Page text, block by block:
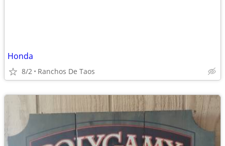
Honda
8/2 Ranchos De Taos